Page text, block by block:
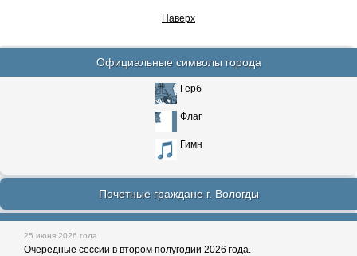
Наверх
Официальные символы города
Герб
Флаг
Гимн
Почетные граждане г. Вологды
25 июня 2026 года
Очередные сессии в втором полугодии 2026 года.